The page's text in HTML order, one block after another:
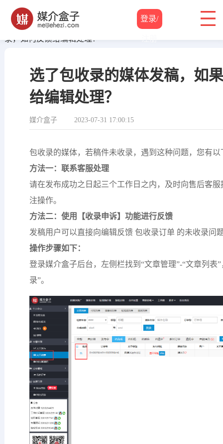
登录/
注册
帮助中心 /业务问题/ 选了包收录的媒体发稿，如果没有包收
录，如何反馈给编辑处理？
选了包收录的媒体发稿，如
给编辑处理？
媒介盒子 2023-07-31 17:00:15
包收录的媒体，若稿件未收录，遇到这种问题，您有
方法一：联系客服处理
请在发布成功之日起三个工作日之内，及时向售后客服
注操作。
方法二： 使用【收录申诉】功能进行反馈
发稿用户可以直接向编辑反馈 包收录订单 的未收录问
操作步骤如下：
登录媒介盒子后台，左侧栏找到“文章管理”-“文章列表
录”。